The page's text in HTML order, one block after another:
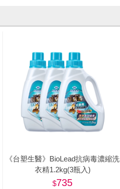
《台塑生醫》BioLead抗病毒濃縮洗
衣精1.2kg(3瓶入)
735